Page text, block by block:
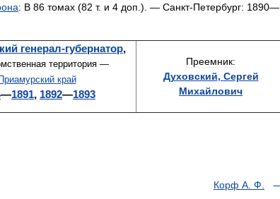
: В 86 томах (82 т. и 4 доп .). — Санкт-Петербург: 1890—
генерал-губернатор,
территория —
Приамурский край
—1891, 1892—1893
Преемник:
Духовский, Сергей
Михайлович
Корф А. Ф.